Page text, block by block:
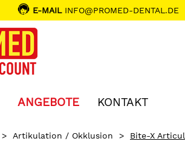
E-MAILINFO@PROMED-DENTAL.DE
ANGEBOTE KONTAKT
> Artikulation / Okklusion > Bite-X